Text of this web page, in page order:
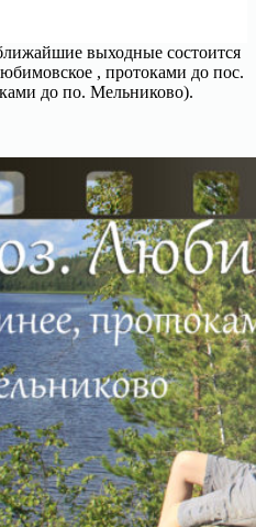
выходные состоится
, протоками до пос.
до по. Мельниково).